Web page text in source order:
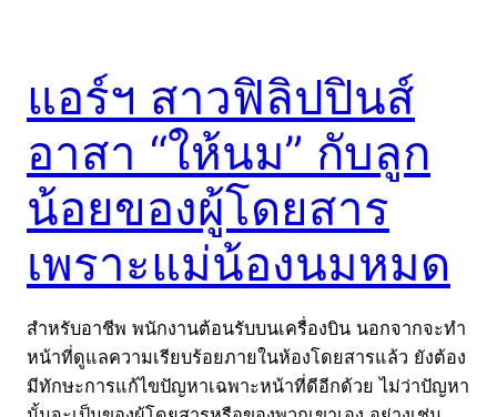
แอร์ฯ สาวฟิลิปปินส์
อาสา “ให้นม” กับลูก
น้อยของผู้โดยสาร
เพราะแม่น้องนมหมด
สำหรับอาชีพ พนักงานต้อนรับบนเครื่องบิน นอกจากจะทำ
หน้าที่ดูแลความเรียบร้อยภายในห้องโดยสารแล้ว ยังต้อง
มีทักษะการแก้ไขปัญหาเฉพาะหน้าที่ดีอีกด้วย ไม่ว่าปัญหา